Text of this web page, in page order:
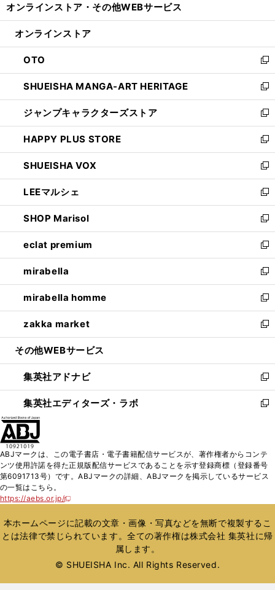
開
ン
ウ
で
開
く
ウ
ン
ド
ウ
で
開
く
オンラインストア・ その他WEBサービス
オンラインストア
OTO
新
し
い
ウ
ィ
ン
ド
ウ
で
開
く
SHUEISHA MANGA-ART HERITAGE
新
し
い
ウ
ィ
ン
ド
ウ
で
開
く
ジャンプキャラクターズストア
新
し
い
ウ
ィ
ン
ド
ウ
で
開
く
HAPPY PLUS STORE
新
し
い
ウ
ィ
ン
ド
ウ
で
開
く
SHUEISHA VOX
新
し
い
ウ
ィ
ン
ド
ウ
で
開
く
LEEマルシェ
新
し
い
ウ
ィ
ン
ド
ウ
で
開
く
SHOP Marisol
新
し
い
ウ
ィ
ン
ド
ウ
で
開
eclat premium
新
し
い
ウ
ィ
ン
ド
ウ
開
く
mirabella
新
し
い
ウ
ィ
ン
ウ
で
開
く
mirabella homme
新
し
い
ウ
ン
ド
ウ
で
zakka market
新
し
ウ
ィ
ン
ド
く
その他WEBサービス
集英社アドナビ
新
し
い
ド
ウ
で
集英社エディターズ・ラボ
新
ィ
ン
ド
開
く
ABJマークは、この電子書店・電子書籍配信サービスが、著作権者からコンテ
ンツ使用許諾を得た正規版配信サービスであることを示す登録商標（登録番号
第6091713号）です。ABJマークの詳細、ABJマークを掲示しているサービス
の一覧はこちら。
https://aebs.or.jp/
新
い
ウ
ィ
ウ
本ホームページに記載の文章・画像・写真などを無断で複製するこ
とは法律で禁じられています。全ての著作権は株式会社 集英社に帰
属します。
© SHUEISHA Inc. All Rights Reserved.